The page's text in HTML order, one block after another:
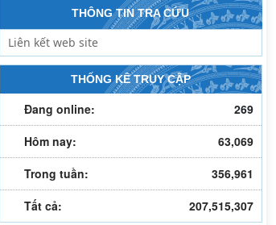
THÔNG TIN TRA CỨU
THỐNG KÊ TRUY CẬP
Đang online:
269
Hôm nay:
63,069
Trong tuần:
356,961
Tất cả:
207,515,307